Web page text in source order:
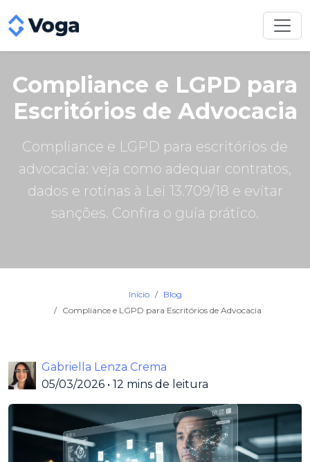
Compliance e LGPD para
Escritórios de Advocacia
Compliance e LGPD para escritórios de
advocacia: veja como adequar contratos,
dados e rotinas à Lei 13.709/18 e evitar
sanções. Confira o guia prático.
Início
Blog
Compliance e LGPD para Escritórios de Advocacia
Gabriella Lenza Crema
05/03/2026 • 12 mins de leitura